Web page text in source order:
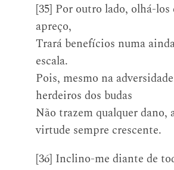
[35] Por outro lado, olhá-los
apreço,
Trará benefícios numa
escala.
Pois, mesmo na
herdeiros dos budas
Não trazem qualquer dano,
virtude sempre crescente.
[36] Inclino-me diante de